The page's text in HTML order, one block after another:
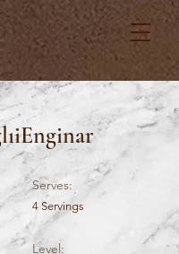
Serves:
4 Servings
Level: